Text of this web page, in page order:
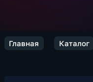
Главная Каталог